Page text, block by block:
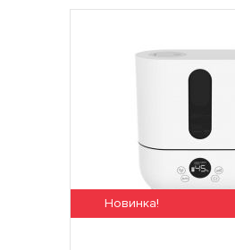
Новинка!